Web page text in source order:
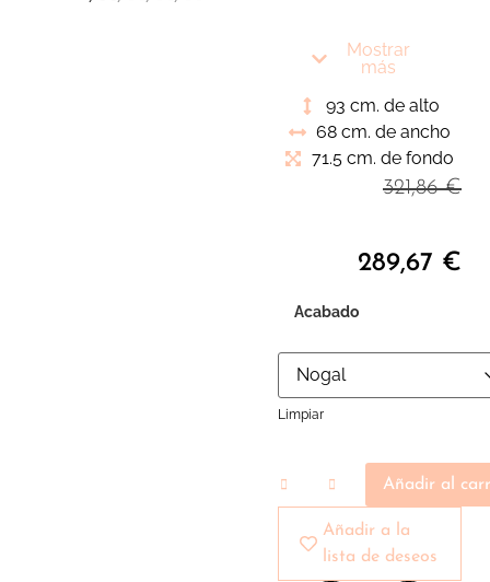
elegante para
complementar con
nuestro sofá o para
crear una zona de
confort
Mostrar
más
93 cm. de alto
68 cm. de ancho
71.5 cm. de fondo
321,86€
289,67 €
Acabado
Limpiar
Añadir al
Añadir a la
lista de deseos